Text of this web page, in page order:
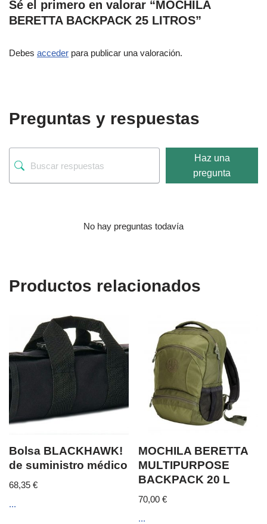
Sé el primero en valorar “MOCHILA
BERETTA BACKPACK 25 LITROS”
Debes acceder para publicar una valoración.
Preguntas y respuestas
Haz una
pregunta
No hay preguntas todavía
Productos relacionados
Bolsa BLACKHAWK!
de suministro médico
68,35 €
...
MOCHILA BERETTA
MULTIPURPOSE
BACKPACK 20 L
70,00€
...